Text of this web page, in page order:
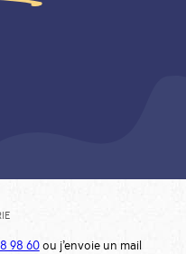
98 60ou j’envoie un mail